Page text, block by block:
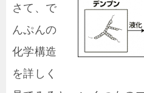
さて、で
んぷんの
化学構造
を詳しく